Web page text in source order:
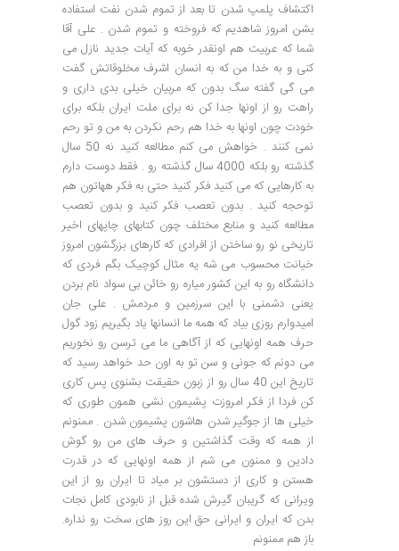
اکتشاف پلمپ شدن تا بعد از تموم شدن نفت استفاده
بشن امروز شاهدیم که فروخته و تموم شدن . علی آقا
شما که عربیت هم اونقدر خوبه که آیات جدید نازل می
کنی و به خدا من که به انسان اشرف مخلوقاتش گفت
می گی گفته سگ بدون که مربیان خیلی بدی داری و
راهت رو از اونها جدا کن نه برای ملت ایران بلکه برای
خودت چون اونها به خدا هم رحم نکردن به من و تو رحم
نمی کنند . خواهش می کنم مطالعه کنید نه 50 سال
گذشته رو بلکه 4000 سال گذشته رو . فقط دوست دارم
به کارهایی که می کنید فکر کنید حتی به فکر ههاتون هم
توحجه کنید . بدون تعصب فکر کنید و بدون تعصب
مطالعه کنید و منابع مختلف چون کتابهای چاپهای اخیر
تاریخی نو رو ساختن از افرادی که کارهای بزرگشون امروز
خیانت محسوب می شه یه مثال کوچیک بگم فردی که
دانشگاه رو به این کشور میاره رو خائن بی سواد نام بردن
یعنی دشمنی با این سرزمین و مردمش . علی جان
امیدوارم روزی بیاد که همه ما انسانها یاد بگیریم زود گول
حرف همه اونهایی که از آگاهی ما می ترسن رو نخوریم
می دونم که جونی و سن تو به اون حد خواهد رسید که
تاریخ این 40 سال رو از زبون حقیقت بشنوی پس کاری
کن فردا از فکر امروزت پشیمون نشی همون طوری که
خیلی ها از جوگیر شدن هاشون پشیمون شدن . ممنونم
از همه که وقت گذاشتین و حرف های من رو گوش
دادین و ممنون می شم از همه اونهایی که در قدرت
هستن و کاری از دستشون بر میاد تا ایران رو از این
ویرانی که گریبان گیرش شده قبل از نابودی کامل نجات
بدن که ایران و ایرانی حق این روز های سخت رو نداره.
باز هم ممنونم